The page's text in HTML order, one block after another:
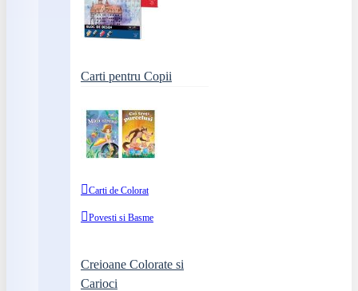
Carti pentru Copii
Carti de Colorat
Povesti si Basme
Creioane Colorate si
Carioci